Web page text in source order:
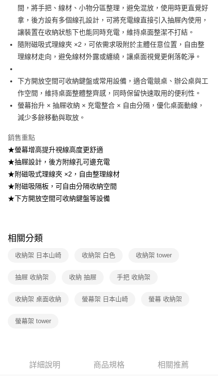
間，將手把、線材、小物分區整理，避免混放，使用時更直覺好
拿，後方設有多個線孔設計，可將充電線直接引入抽屜內使用，
讓裝置在收納狀態下也能同時充電，維持桌面整潔不打結。
隨附磁吸式理線夾 ×2，可依需求吸附於主體任意位置，自由整
理線材走向，避免線材外露或纏繞，讓桌面視覺更俐落乾淨。
下方開放空間可收納鍵盤或常用設備，適合電競桌、辦公桌與工
作空間，維持桌面整體整齊感，同時保留快速取用的便利性。
螢幕抬升 × 抽屜收納 × 充電整合 × 自由分隔，優化桌面動線，
減少多餘移動與取放。
銷售重點
★螢幕增高提升視線高度更舒適
★抽屜設計，後方附線孔可邊充電
★附磁吸式理線夾 ×2，自由整理線材
★附磁吸隔板，可自由分隔收納空間
★下方開放空間可收納鍵盤等設備
相關分類
收納架 日本山崎 收納架 白色 收納架 tower
抽屜 收納架 收納 抽屜 手把 收納架
收納架 桌面收納 螢幕架 日本山崎 螢幕 收納架
螢幕架 tower
詳細說明 商品規格 相關推薦